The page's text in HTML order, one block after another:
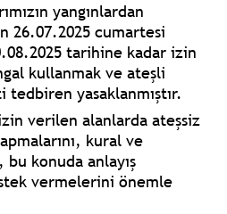
yangınlardan
26.07.2025 cumartesi
tarihine kadar izin
kullanmak ve ateşli
yasaklanmıştır.
verilen alanlarda ateşsiz
kural ve
bu konuda anlayış
vermelerini önemle